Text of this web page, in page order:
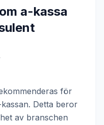
a-kassa
för
Detta beror
av branschen